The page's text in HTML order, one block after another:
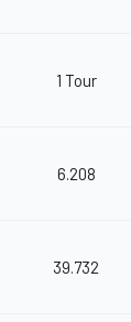
1 Tour
6.208
39.732